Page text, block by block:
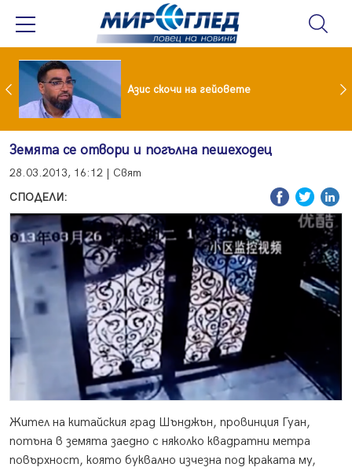
във фейсбук и инстаграм за непълнолетни Азис скочи на гейовете
Земята се отвори и погълна пешеходец
28.03.2013, 16:12 | Свят
СПОДЕЛИ:
Жител на китайския град Шънджън, провинция Гуан,
потъна в земята заедно с няколко квадратни метра
повърхност, която буквално изчезна под краката му,